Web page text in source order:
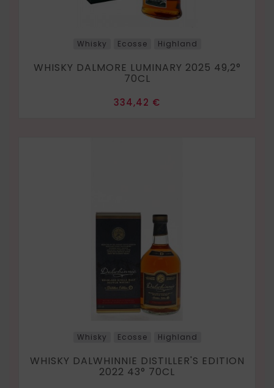
Whisky Ecosse Highland
WHISKY DALMORE LUMINARY 2025 49,2°
70CL
Prix
334,42 €
Whisky Ecosse Highland
WHISKY DALWHINNIE DISTILLER'S EDITION
2022 43° 70CL